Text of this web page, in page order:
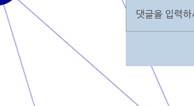
댓글을 입력하